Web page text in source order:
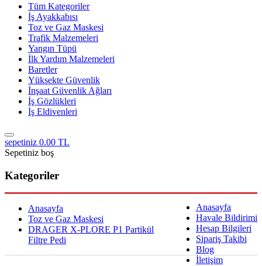
Tüm Kategoriler
İş Ayakkabısı
Toz ve Gaz Maskesi
Trafik Malzemeleri
Yangın Tüpü
İlk Yardım Malzemeleri
Baretler
Yüksekte Güvenlik
İnşaat Güvenlik Ağları
İş Gözlükleri
İş Eldivenleri
sepetiniz 0.00 TL
Sepetiniz boş
Kategoriler
Anasayfa
Havale Bildirimi
Hesap Bilgileri
Sipariş Takibi
Blog
İletişim
Anasayfa
Toz ve Gaz Maskesi
DRAGER X-PLORE P1 Partikül
Filtre Pedi